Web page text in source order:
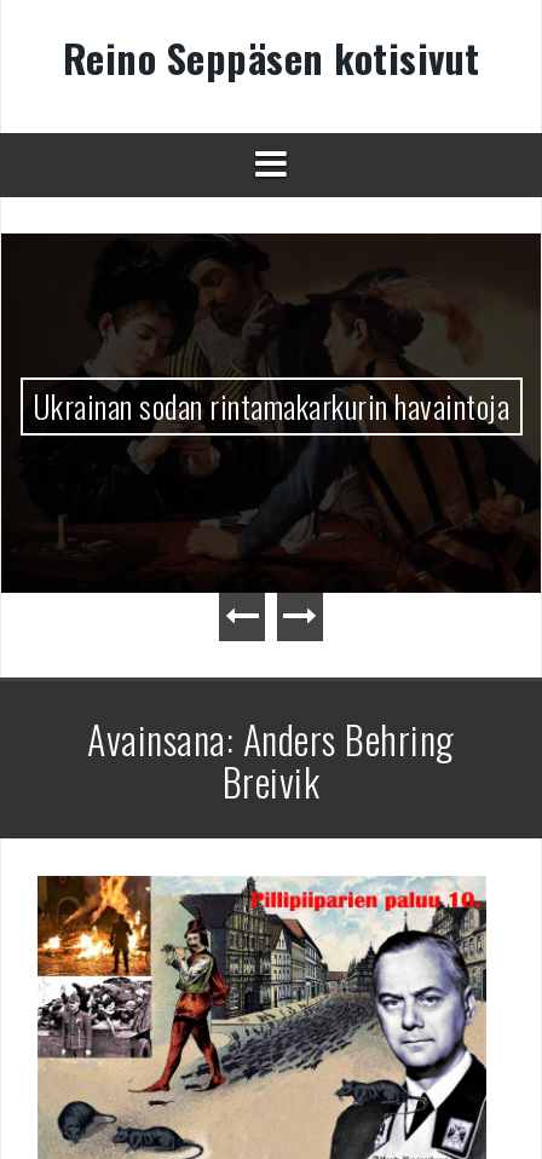
Reino Seppäsen kotisivut
Ukrainan sodan rintamakarkurin havaintoja
Avainsana: Anders Behring
Breivik